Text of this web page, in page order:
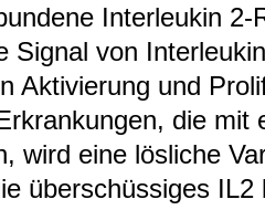
Inter­leu­kin
Signal von
Akti­vie­rung und
die
wird eine lös­li­che
über­schüs­si­ges IL2